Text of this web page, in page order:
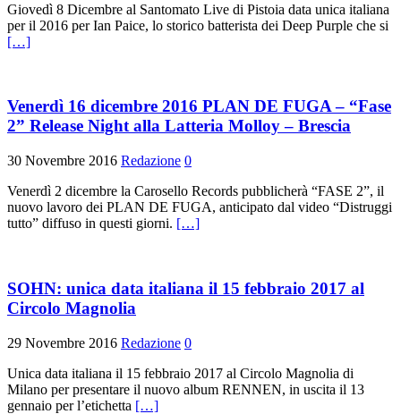
Giovedì 8 Dicembre al Santomato Live di Pistoia data unica italiana
per il 2016 per Ian Paice, lo storico batterista dei Deep Purple che si
[…]
Venerdì 16 dicembre 2016 PLAN DE FUGA – “Fase
2” Release Night alla Latteria Molloy – Brescia
30 Novembre 2016 Redazione 0
Venerdì 2 dicembre la Carosello Records pubblicherà “FASE 2”, il
nuovo lavoro dei PLAN DE FUGA, anticipato dal video “Distruggi
tutto” diffuso in questi giorni. […]
SOHN: unica data italiana il 15 febbraio 2017 al
Circolo Magnolia
29 Novembre 2016 Redazione 0
Unica data italiana il 15 febbraio 2017 al Circolo Magnolia di
Milano per presentare il nuovo album RENNEN, in uscita il 13
gennaio per l’etichetta […]